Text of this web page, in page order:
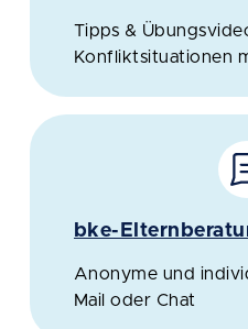
Tipps &
Konfliktsituationen
bke-
Anonyme und
Mail oder Chat